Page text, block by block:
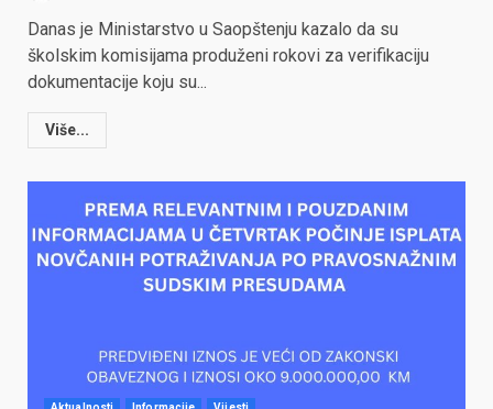
Danas je Ministarstvo u Saopštenju kazalo da su
školskim komisijama produženi rokovi za verifikaciju
dokumentacije koju su...
Više...